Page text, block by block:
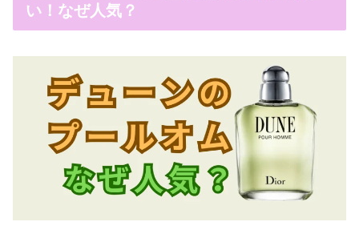
い！なぜ人気？